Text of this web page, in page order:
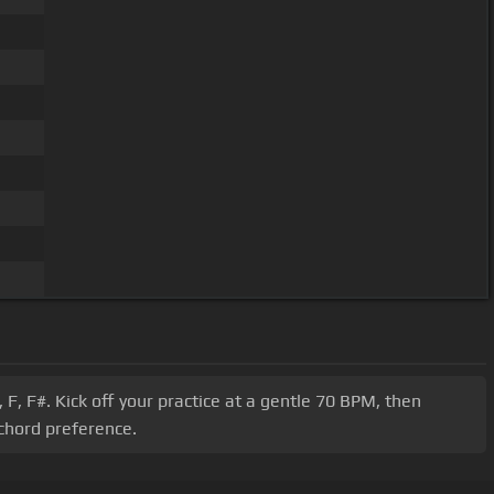
F#. Kick off your practice at a gentle 70 BPM, then
preference.